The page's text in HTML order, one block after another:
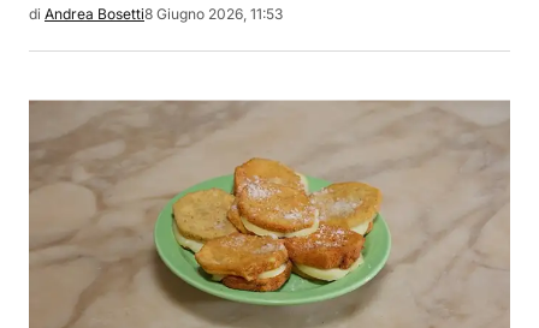
di Andrea Bosetti8 Giugno 2026, 11:53